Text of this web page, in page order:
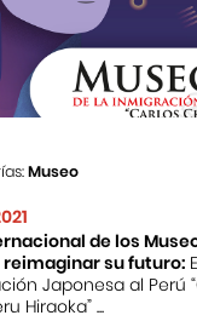
Peruano
la Inmigración
Japonés
Museo
de los
su futuro:
Japonesa al Perú
Hiraoka” ...